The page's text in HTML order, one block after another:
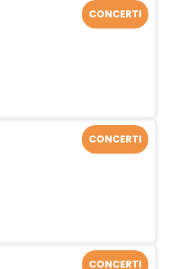
CONCERTI
CONCERTI
CONCERTI